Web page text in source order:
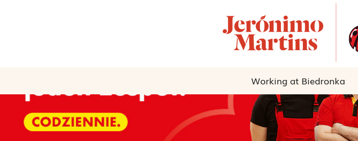
Working at Biedronka